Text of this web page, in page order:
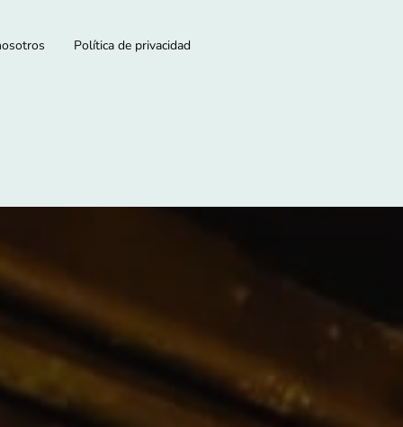
Política de privacidad